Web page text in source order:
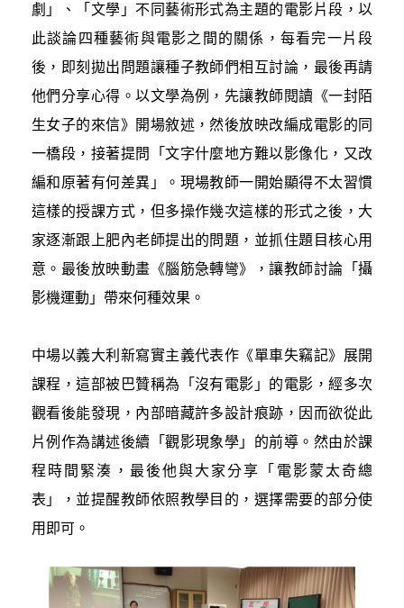
劇」、「文學」不同藝術形式為主題的電影片段，以
此談論四種藝術與電影之間的關係，每看完一片段
後，即刻拋出問題讓種子教師們相互討論，最後再請
他們分享心得。以文學為例，先讓教師閱讀《一封陌
生女子的來信》開場敘述，然後放映改編成電影的同
一橋段，接著提問「文字什麼地方難以影像化，又改
編和原著有何差異」。現場教師一開始顯得不太習慣
這樣的授課方式，但多操作幾次這樣的形式之後，大
家逐漸跟上肥內老師提出的問題，並抓住題目核心用
意。最後放映動畫《腦筋急轉彎》，讓教師討論「攝
影機運動」帶來何種效果。
中場以義大利新寫實主義代表作《單車失竊記》展開
課程，這部被巴贊稱為「沒有電影」的電影，經多次
觀看後能發現，內部暗藏許多設計痕跡，因而欲從此
片例作為講述後續「觀影現象學」的前導。然由於課
程時間緊湊，最後他與大家分享「電影蒙太奇總
表」，並提醒教師依照教學目的，選擇需要的部分使
用即可。